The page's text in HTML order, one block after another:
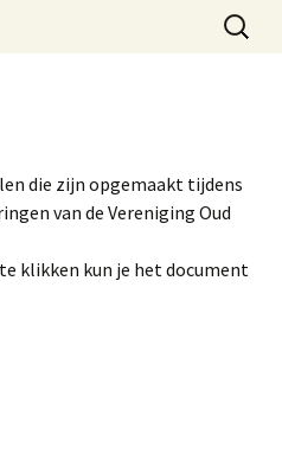
Zoeken
naar:
die zijn opgemaakt tijdens
van de Vereniging Oud
klikken kun je het document